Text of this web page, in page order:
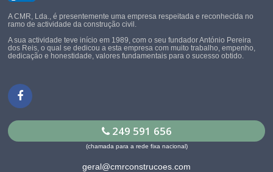
A CMR, Lda., é presentemente uma empresa respeitada e reconhecida no
ramo de actividade da construção civil.
A sua actividade teve início em 1989, com o seu fundador António Pereira
dos Reis, o qual se dedicou a esta empresa com muito trabalho, empenho,
dedicação e honestidade, valores fundamentais para o sucesso obtido.
249 591 656
(chamada para a rede fixa nacional)
geral@cmrconstrucoes.com